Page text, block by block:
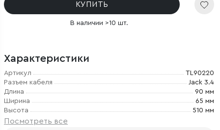
КУПИТЬ
В наличии >10 шт.
Характеристики
Артикул
TL90220
Разъем кабеля
Jack 3.4
Длина
90 мм
Ширина
65 мм
Высота
510 мм
Посмотреть все